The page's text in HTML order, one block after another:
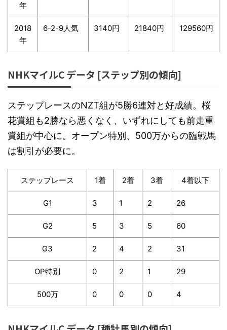
年
2018
年
6-2-9人気 3140円 21840円 129560円
NHKマイルC データ [ステップ別の傾向]
ステップレースのNZT組が5勝6連対と好成績。桜
花賞組も2勝なら悪くなく、いずれにしても前走重
賞組が中心に。オープン特別、500万からの臨戦馬
は割引が必要に。
ステップレース 1着 2着 3着 4着以下
G1 3 1 2 26
G2 5 3 5 60
G3 2 4 2 31
OP特別 0 2 1 29
500万 0 0 0 4